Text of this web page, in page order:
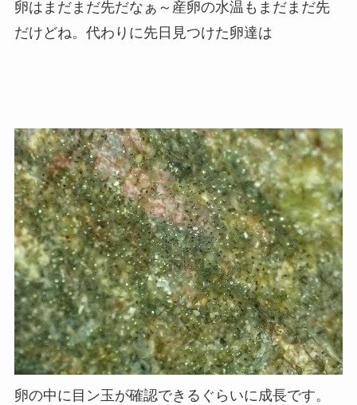
卵はまだまだ先だなぁ～産卵の水温もまだまだ先
だけどね。代わりに先日見つけた卵達は
卵の中に目ン玉が確認できるぐらいに成長です。